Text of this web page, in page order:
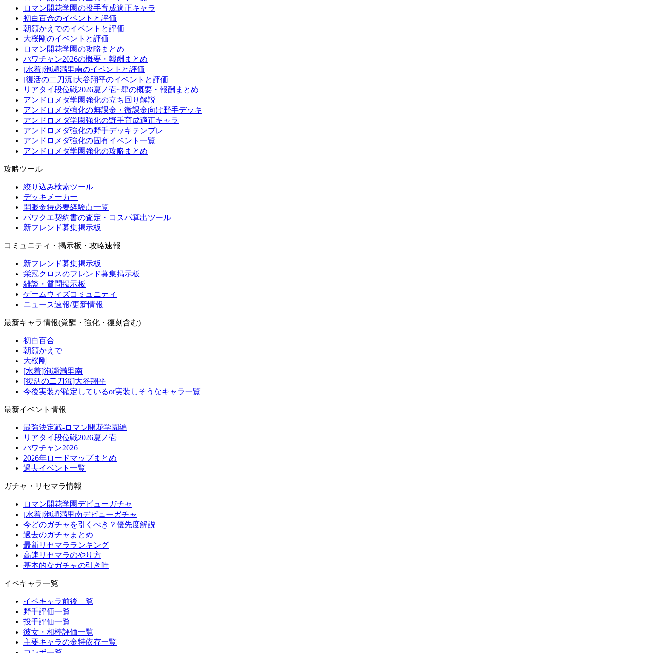
ロマン開花学園の投手育成適正キャラ
初白百合のイベントと評価
朝顔かえでのイベントと評価
大桜剛のイベントと評価
ロマン開花学園の攻略まとめ
パワチャン2026の概要・報酬まとめ
[水着]泡瀬満里南のイベントと評価
[復活の二刀流]大谷翔平のイベントと評価
リアタイ段位戦2026夏ノ壱~肆の概要・報酬まとめ
アンドロメダ学園強化の立ち回り解説
アンドロメダ強化の無課金・微課金向け野手デッキ
アンドロメダ学園強化の野手育成適正キャラ
アンドロメダ強化の野手デッキテンプレ
アンドロメダ強化の固有イベント一覧
アンドロメダ学園強化の攻略まとめ
攻略ツール
絞り込み検索ツール
デッキメーカー
開眼金特必要経験点一覧
パワクエ契約書の査定・コスパ算出ツール
新フレンド募集掲示板
コミュニティ・掲示板・攻略速報
新フレンド募集掲示板
栄冠クロスのフレンド募集掲示板
雑談・質問掲示板
ゲームウィズコミュニティ
ニュース速報/更新情報
最新キャラ情報(覚醒・強化・復刻含む)
初白百合
朝顔かえで
大桜剛
[水着]泡瀬満里南
[復活の二刀流]大谷翔平
今後実装が確定しているor実装しそうなキャラ一覧
最新イベント情報
最強決定戦-ロマン開花学園編
リアタイ段位戦2026夏ノ壱
パワチャン2026
2026年ロードマップまとめ
過去イベント一覧
ガチャ・リセマラ情報
ロマン開花学園デビューガチャ
[水着]泡瀬満里南デビューガチャ
今どのガチャを引くべき？優先度解説
過去のガチャまとめ
最新リセマラランキング
高速リセマラのやり方
基本的なガチャの引き時
イベキャラ一覧
イベキャラ前後一覧
野手評価一覧
投手評価一覧
彼女・相棒評価一覧
主要キャラの金特依存一覧